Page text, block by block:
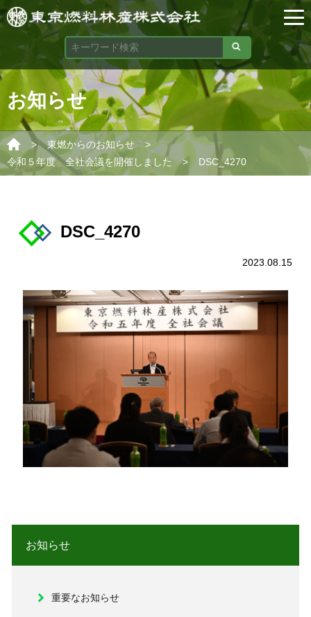
お知らせ
> 東燃からのお知らせ
>
令和５年度 全社会議を開催しました
> DSC_4270
DSC_4270
2023.08.15
お知らせ
重要なお知らせ